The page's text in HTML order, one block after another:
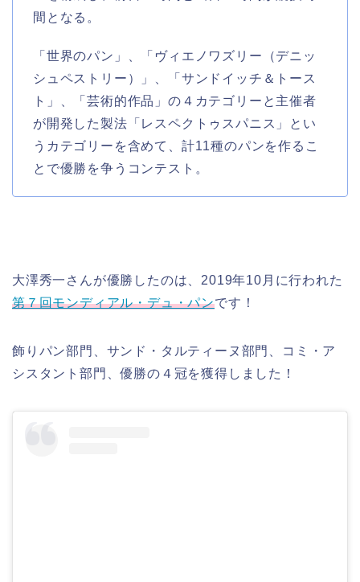
間となる。
「世界のパン」、「ヴィエノワズリー（デニッ
シュペストリー）」、「サンドイッチ＆トース
ト」、「芸術的作品」の４カテゴリーと主催者
が開発した製法「レスペクトゥスパニス」とい
うカテゴリーを含めて、計11種のパンを作るこ
とで優勝を争うコンテスト。
大澤秀一さんが優勝したのは、2019年10月に行われた
第７回モンディアル・デュ・パンです！
飾りパン部門、サンド・タルティーヌ部門、コミ・ア
シスタント部門、優勝の４冠を獲得しました！